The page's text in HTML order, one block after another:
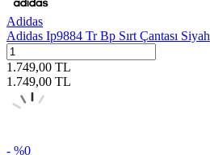
Adidas
Adidas Ip9884 Tr Bp Sırt Çantası Siyah
1.749,00 TL
1.749,00 TL
- %0